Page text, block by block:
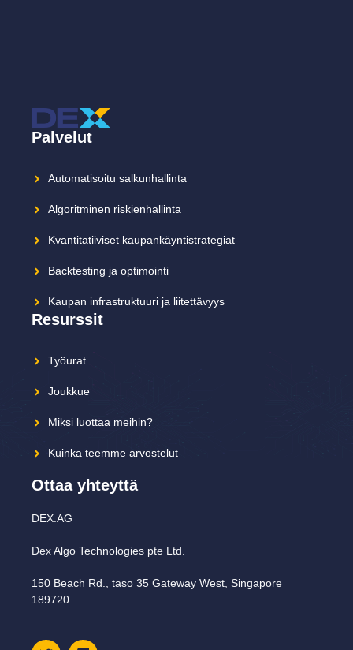
Palvelut
Automatisoitu salkunhallinta
Algoritminen riskienhallinta
Kvantitatiiviset kaupankäyntistrategiat
Backtesting ja optimointi
Kaupan infrastruktuuri ja liitettävyys
Resurssit
Työurat
Joukkue
Miksi luottaa meihin?
Kuinka teemme arvostelut
Ottaa yhteyttä
DEX.AG
Dex Algo Technologies pte Ltd.
150 Beach Rd., taso 35 Gateway West, Singapore
189720